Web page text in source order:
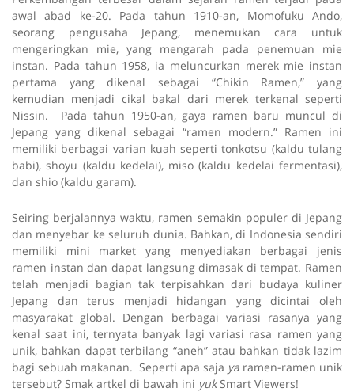
awal abad ke-20. Pada tahun 1910-an, Momofuku Ando,
seorang pengusaha Jepang, menemukan cara untuk
mengeringkan mie, yang mengarah pada penemuan mie
instan. Pada tahun 1958, ia meluncurkan merek mie instan
pertama yang dikenal sebagai “Chikin Ramen,” yang
kemudian menjadi cikal bakal dari merek terkenal seperti
Nissin. Pada tahun 1950-an, gaya ramen baru muncul di
Jepang yang dikenal sebagai “ramen modern.” Ramen ini
memiliki berbagai varian kuah seperti tonkotsu (kaldu tulang
babi), shoyu (kaldu kedelai), miso (kaldu kedelai fermentasi),
dan shio (kaldu garam).
Seiring berjalannya waktu, ramen semakin populer di Jepang
dan menyebar ke seluruh dunia. Bahkan, di Indonesia sendiri
memiliki mini market yang menyediakan berbagai jenis
ramen instan dan dapat langsung dimasak di tempat. Ramen
telah menjadi bagian tak terpisahkan dari budaya kuliner
Jepang dan terus menjadi hidangan yang dicintai oleh
masyarakat global. Dengan berbagai variasi rasanya yang
kenal saat ini, ternyata banyak lagi variasi rasa ramen yang
unik, bahkan dapat terbilang “aneh” atau bahkan tidak lazim
bagi sebuah makanan. Seperti apa saja ya ramen-ramen unik
tersebut? Smak artkel di bawah ini yukSmart Viewers!